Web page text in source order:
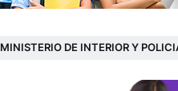
MINISTERIO DE INTERIOR Y